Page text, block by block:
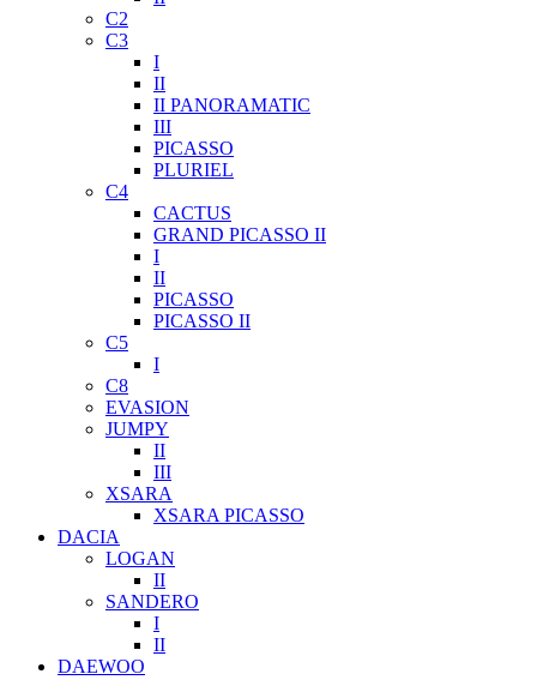
C2
C3
I
II
II PANORAMATIC
III
PICASSO
PLURIEL
C4
CACTUS
GRAND PICASSO II
I
II
PICASSO
PICASSO II
C5
I
C8
EVASION
JUMPY
II
III
XSARA
XSARA PICASSO
DACIA
LOGAN
II
SANDERO
I
II
DAEWOO